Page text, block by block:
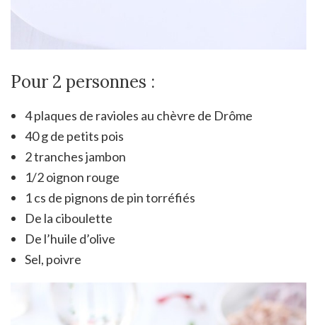
Pour 2 personnes :
4 plaques de ravioles au chèvre de Drôme
40 g de petits pois
2 tranches jambon
1/2 oignon rouge
1 cs de pignons de pin torréfiés
De la ciboulette
De l’huile d’olive
Sel, poivre